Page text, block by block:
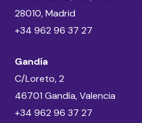
28010, Madrid
+34 962 96 37 27
Gandía
C/Loreto, 2
46701 Gandía, Valencia
+34 962 96 37 27